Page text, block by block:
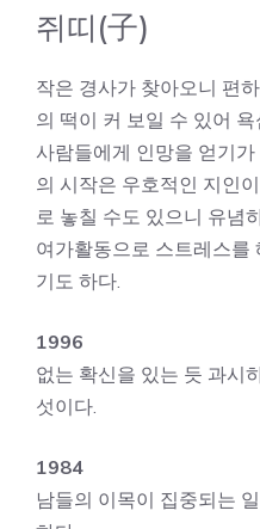
쥐띠(子)
작은 경사가 찾아오니 편
의 떡이 커 보일 수 있어
사람들에게 인망을 얻기
의 시작은 우호적인 지인
로 놓칠 수도 있으니 유념
여가활동으로 스트레스를
기도 하다.
1996
없는 확신을 있는 듯 과시
섯이다.
1984
남들의 이목이 집중되는